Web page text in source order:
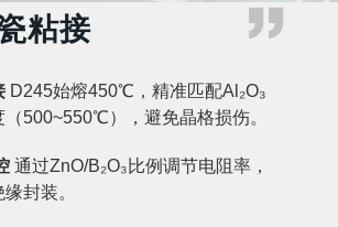
粘接 
D245始熔450℃，精准匹配Al₂O₃
（500~550℃），避免晶格损伤。
通过ZnO/B₂O₃比例调节电阻率，
封装。